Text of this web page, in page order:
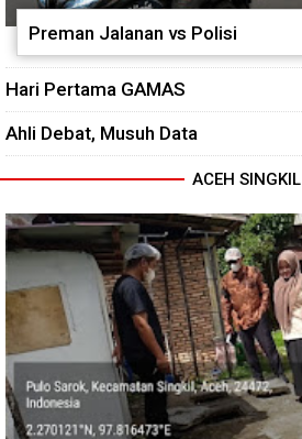
Preman Jalanan vs Polisi
Hari Pertama GAMAS
Ahli Debat, Musuh Data
ACEH SINGKIL